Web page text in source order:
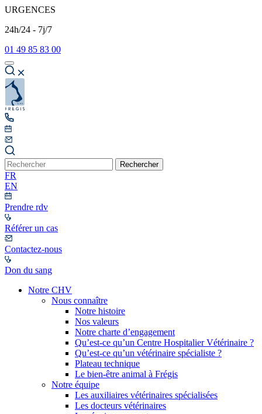
URGENCES
24h/24 - 7j/7
01 49 85 83 00
Rechercher
FR
EN
Prendre rdv
Référer un cas
Contactez-nous
Don du sang
Notre CHV
Nous connaître
Notre histoire
Nos valeurs
Notre charte d’engagement
Qu’est-ce qu’un Centre Hospitalier Vétérinaire ?
Qu’est-ce qu’un vétérinaire spécialiste ?
Plateau technique
Le bien-être animal à Frégis
Notre équipe
Les auxiliaires vétérinaires spécialisées
Les docteurs vétérinaires